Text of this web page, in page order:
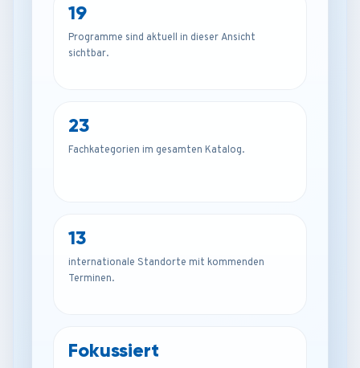
19
Programme sind aktuell in dieser Ansicht
sichtbar.
23
Fachkategorien im gesamten Katalog.
13
internationale Standorte mit kommenden
Terminen.
Fokussiert